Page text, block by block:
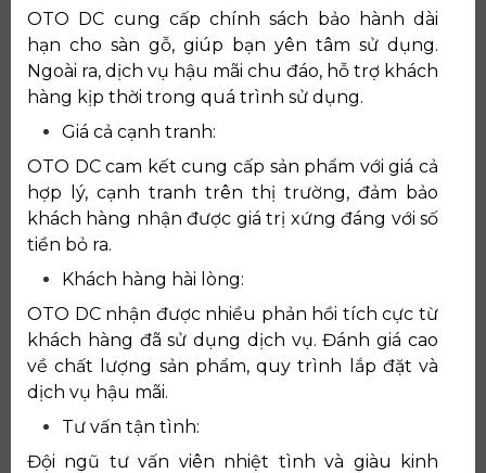
OTO DC cung cấp chính sách bảo hành dài
hạn cho sàn gỗ, giúp bạn yên tâm sử dụng.
Ngoài ra, dịch vụ hậu mãi chu đáo, hỗ trợ khách
hàng kịp thời trong quá trình sử dụng.
Giá cả cạnh tranh:
OTO DC cam kết cung cấp sản phẩm với giá cả
hợp lý, cạnh tranh trên thị trường, đảm bảo
khách hàng nhận được giá trị xứng đáng với số
tiền bỏ ra.
Khách hàng hài lòng:
OTO DC nhận được nhiều phản hồi tích cực từ
khách hàng đã sử dụng dịch vụ. Đánh giá cao
về chất lượng sản phẩm, quy trình lắp đặt và
dịch vụ hậu mãi.
Tư vấn tận tình:
Đội ngũ tư vấn viên nhiệt tình và giàu kinh